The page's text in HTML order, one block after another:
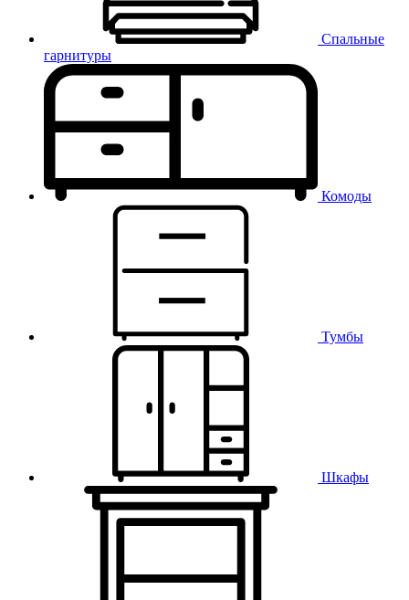
Спальные
гарнитуры
Комоды
Тумбы
Шкафы